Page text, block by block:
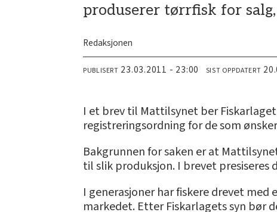
produserer tørrfisk for
Redaksjonen
PUBLISERT 23.03.2011 - 23:00 SIST OPPDATERT
I et brev til Mattilsynet ber
registreringsordning for de som
Bakgrunnen for saken er at
til slik produksjon. I brevet
I generasjoner har fiskere drevet
markedet. Etter Fiskarlagets syn bør